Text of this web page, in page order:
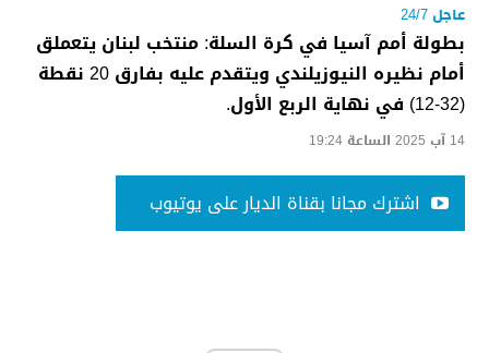
عاجل 24/7
بطولة أمم آسيا في كرة السلة: منتخب لبنان يتعملق
أمام نظيره النيوزيلندي ويتقدم عليه بفارق 20 نقطة
(32-12) في نهاية الربع الأول.
14 آب 2025 الساعة 19:24
اشترك مجانا بقناة الديار على يوتيوب